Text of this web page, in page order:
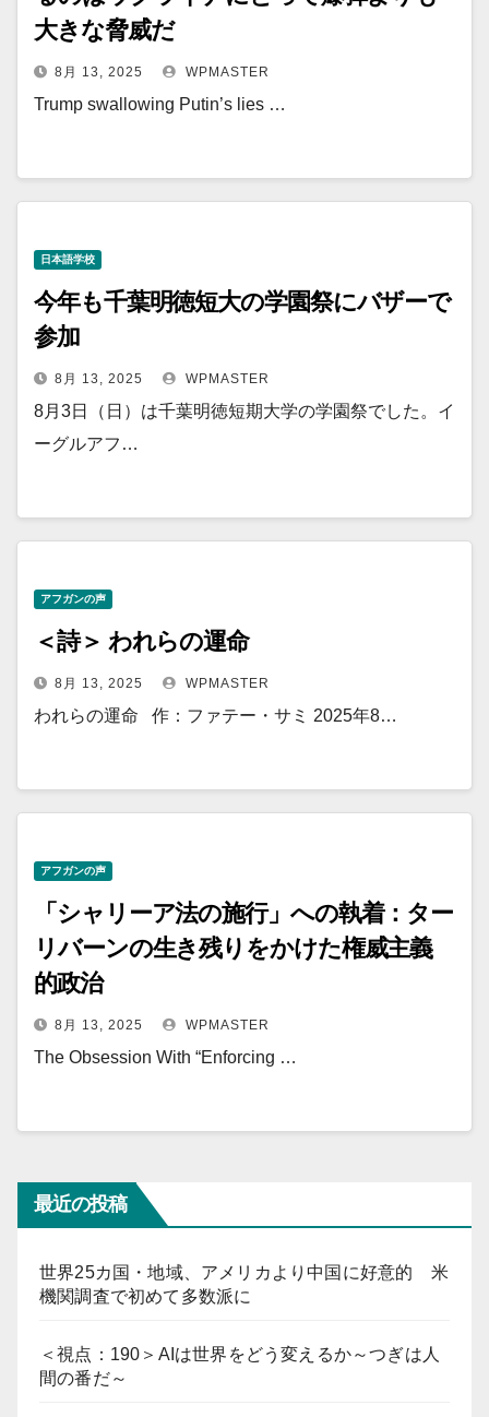
大きな脅威だ
8月 13, 2025 WPMASTER
Trump swallowing Putin’s lies …
日本語学校
今年も千葉明徳短大の学園祭にバザーで
参加
8月 13, 2025 WPMASTER
8月3日（日）は千葉明徳短期大学の学園祭でした。イ
ーグルアフ…
アフガンの声
＜詩＞ われらの運命
8月 13, 2025 WPMASTER
われらの運命 作：ファテー・サミ 2025年8…
アフガンの声
「シャリーア法の施行」への執着：ター
リバーンの生き残りをかけた権威主義
的政治
8月 13, 2025 WPMASTER
The Obsession With “Enforcing …
最近の投稿
世界25カ国・地域、アメリカより中国に好意的 米
機関調査で初めて多数派に
＜視点：190＞AIは世界をどう変えるか～つぎは人
間の番だ～